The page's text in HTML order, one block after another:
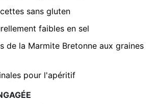
sans gluten
faibles en sel
de la Marmite Bretonne aux graines
pour l'apéritif